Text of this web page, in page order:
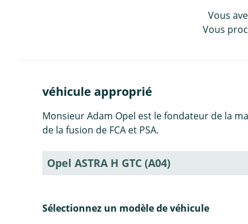
Vous
Vous
véhicule approprié
Monsieur Adam Opel est le fondateur de la
de la fusion de FCA et PSA.
Opel ASTRA H GTC (A04)
Sélectionnez un modèle de véhicule